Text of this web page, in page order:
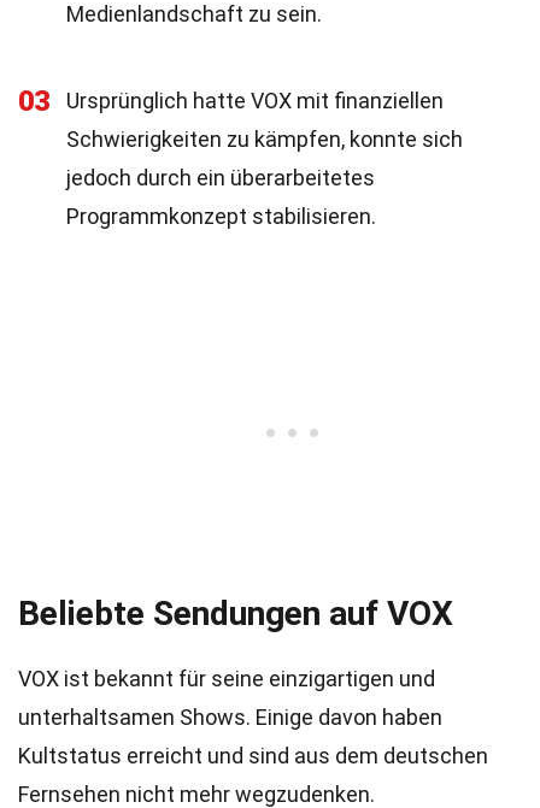
Medienlandschaft zu sein.
03
Ursprünglich hatte VOX mit finanziellen
Schwierigkeiten zu kämpfen, konnte sich
jedoch durch ein überarbeitetes
Programmkonzept stabilisieren.
Beliebte Sendungen auf VOX
VOX ist bekannt für seine einzigartigen und
unterhaltsamen Shows. Einige davon haben
Kultstatus erreicht und sind aus dem deutschen
Fernsehen nicht mehr wegzudenken.